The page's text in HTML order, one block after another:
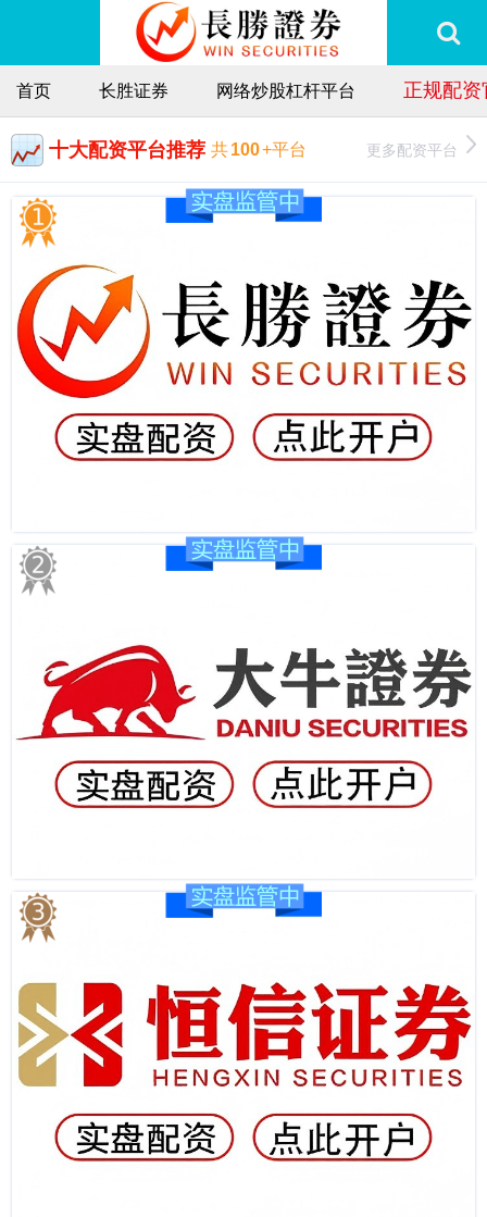
首页 长胜证券 网络炒股杠杆平台 正规配
十大配资平台推荐 共100+平台 更多配资平台